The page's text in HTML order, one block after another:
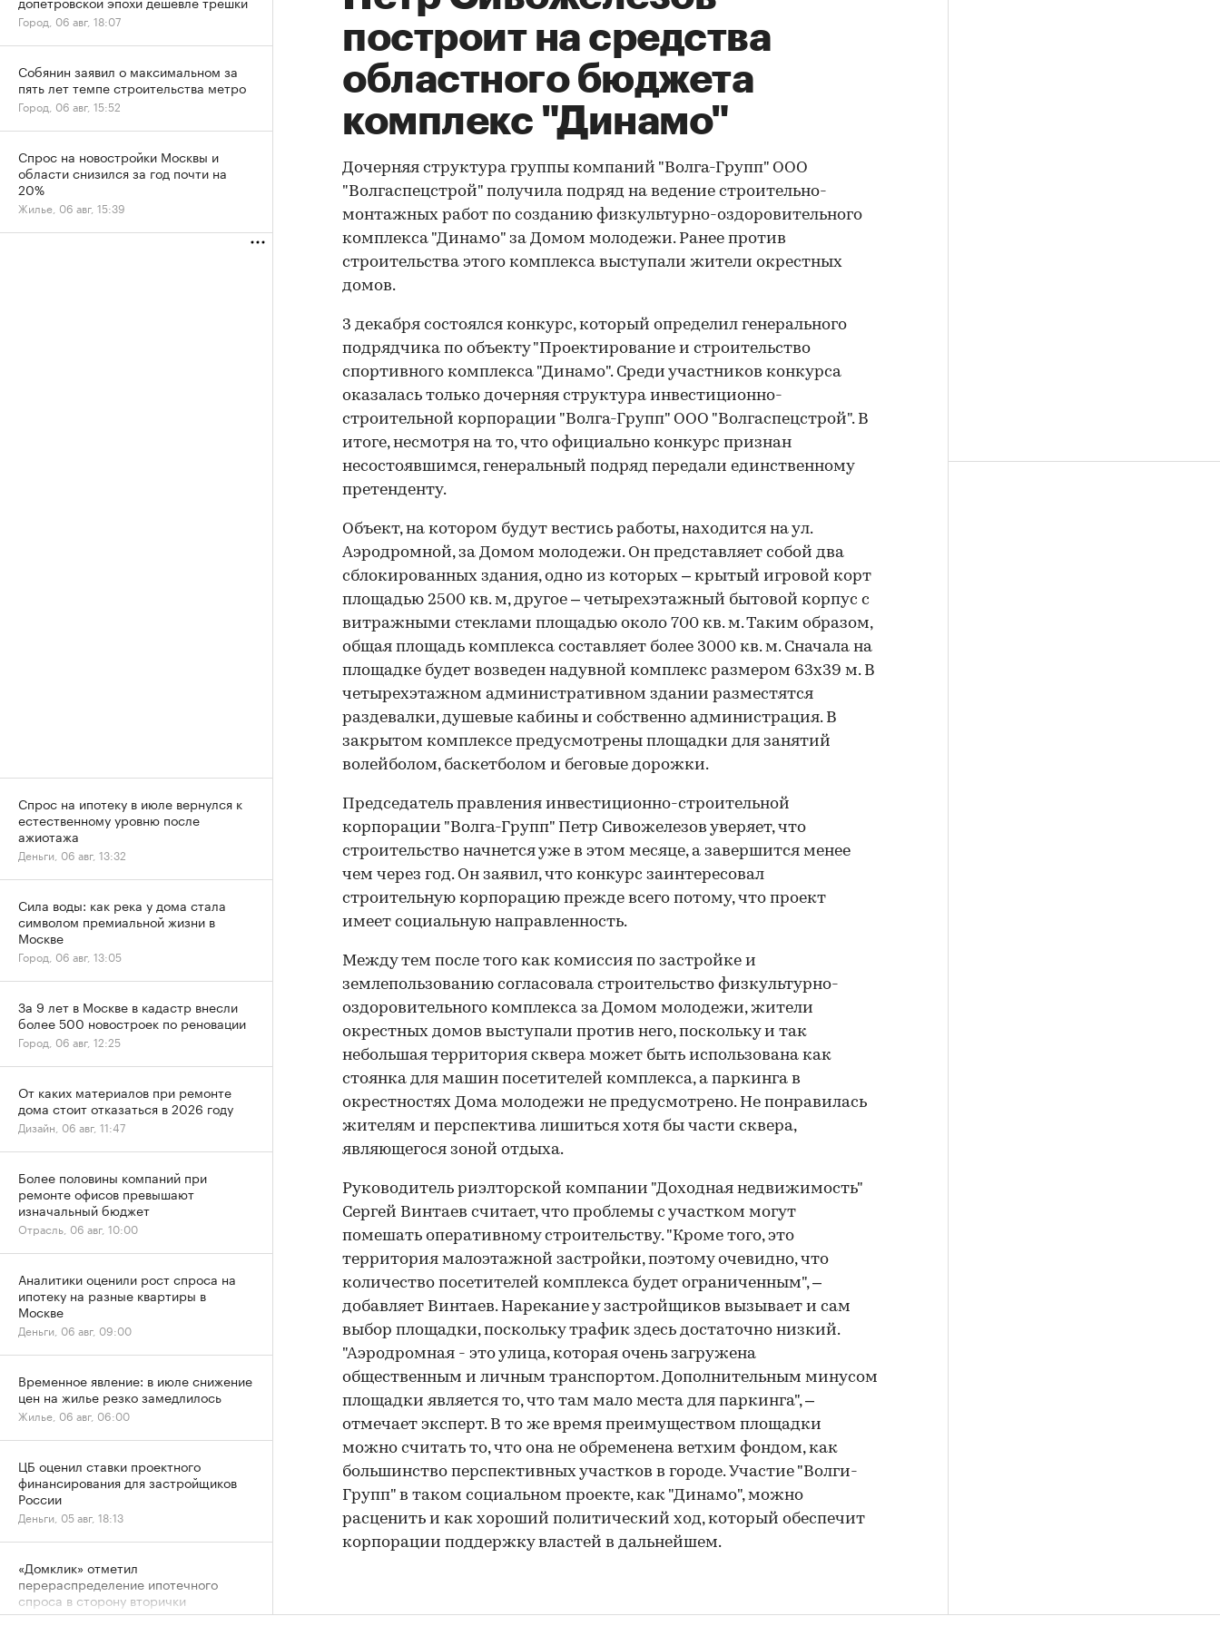
построит на средства
областного бюджета
комплекс "Динамо"
Дочерняя структура группы компаний "Волга-Групп" ООО
"Волгаспецстрой" получила подряд на ведение строительно-
монтажных работ по созданию физкультурно-оздоровительного
комплекса "Динамо" за Домом молодежи. Ранее против
строительства этого комплекса выступали жители окрестных
домов.
3 декабря состоялся конкурс, который определил генерального
подрядчика по объекту "Проектирование и строительство
спортивного комплекса "Динамо". Среди участников конкурса
оказалась только дочерняя структура инвестиционно-
строительной корпорации "Волга-Групп" ООО "Волгаспецстрой". В
итоге, несмотря на то, что официально конкурс признан
несостоявшимся, генеральный подряд передали единственному
претенденту.
Объект, на котором будут вестись работы, находится на ул.
Аэродромной, за Домом молодежи. Он представляет собой два
сблокированных здания, одно из которых – крытый игровой корт
площадью 2500 кв. м, другое – четырехэтажный бытовой корпус с
витражными стеклами площадью около 700 кв. м. Таким образом,
общая площадь комплекса составляет более 3000 кв. м. Сначала на
площадке будет возведен надувной комплекс размером 63х39 м. В
четырехэтажном административном здании разместятся
раздевалки, душевые кабины и собственно администрация. В
закрытом комплексе предусмотрены площадки для занятий
волейболом, баскетболом и беговые дорожки.
Председатель правления инвестиционно-строительной
корпорации "Волга-Групп" Петр Сивожелезов уверяет, что
строительство начнется уже в этом месяце, а завершится менее
чем через год. Он заявил, что конкурс заинтересовал
строительную корпорацию прежде всего потому, что проект
имеет социальную направленность.
Между тем после того как комиссия по застройке и
землепользованию согласовала строительство физкультурно-
оздоровительного комплекса за Домом молодежи, жители
окрестных домов выступали против него, поскольку и так
небольшая территория сквера может быть использована как
стоянка для машин посетителей комплекса, а паркинга в
окрестностях Дома молодежи не предусмотрено. Не понравилась
жителям и перспектива лишиться хотя бы части сквера,
являющегося зоной отдыха.
Руководитель риэлторской компании "Доходная недвижимость"
Сергей Винтаев считает, что проблемы с участком могут
помешать оперативному строительству. "Кроме того, это
территория малоэтажной застройки, поэтому очевидно, что
количество посетителей комплекса будет ограниченным", –
добавляет Винтаев. Нарекание у застройщиков вызывает и сам
выбор площадки, поскольку трафик здесь достаточно низкий.
"Аэродромная - это улица, которая очень загружена
общественным и личным транспортом. Дополнительным минусом
площадки является то, что там мало места для паркинга", –
отмечает эксперт. В то же время преимуществом площадки
можно считать то, что она не обременена ветхим фондом, как
большинство перспективных участков в городе. Участие "Волги-
Групп" в таком социальном проекте, как "Динамо", можно
расценить и как хороший политический ход, который обеспечит
корпорации поддержку властей в дальнейшем.
Город, 06 авг, 18:07
Собянин заявил о максимальном за
пять лет темпе строительства метро
Город, 06 авг, 15:52
Спрос на новостройки Москвы и
области снизился за год почти на
20%
Жилье, 06 авг, 15:39
Спрос на ипотеку в июле вернулся к
естественному уровню после
ажиотажа
Деньги, 06 авг, 13:32
Сила воды: как река у дома стала
символом премиальной жизни в
Москве
Город, 06 авг, 13:05
За 9 лет в Москве в кадастр внесли
более 500 новостроек по реновации
Город, 06 авг, 12:25
От каких материалов при ремонте
дома стоит отказаться в 2026 году
Дизайн, 06 авг, 11:47
Более половины компаний при
ремонте офисов превышают
изначальный бюджет
Отрасль, 06 авг, 10:00
Аналитики оценили рост спроса на
ипотеку на разные квартиры в
Москве
Деньги, 06 авг, 09:00
Временное явление: в июле снижение
цен на жилье резко замедлилось
Жилье, 06 авг, 06:00
ЦБ оценил ставки проектного
финансирования для застройщиков
России
Деньги, 05 авг, 18:13
«Домклик» отметил
перераспределение ипотечного
спроса в сторону вторички
Деньги, 05 авг, 15:13